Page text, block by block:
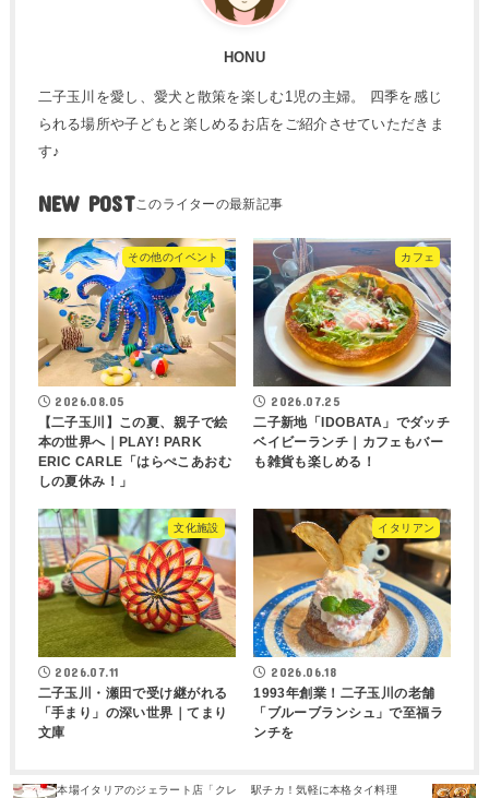
HONU
二子玉川を愛し、愛犬と散策を楽しむ1児の主婦。 四季を感じ
られる場所や子どもと楽しめるお店をご紹介させていただきま
す♪
NEW POST
その他のイベント
2026.08.05
【二子玉川】この夏、親子で絵
本の世界へ｜PLAY! PARK
ERIC CARLE「はらぺこあおむ
しの夏休み！」
カフェ
2026.07.25
二子新地「IDOBATA」でダッチ
ベイビーランチ｜カフェもバー
も雑貨も楽しめる！
文化施設
2026.07.11
二子玉川・瀬田で受け継がれる
「手まり」の深い世界｜てまり
文庫
イタリアン
2026.06.18
1993年創業！二子玉川の老舗
「ブルーブランシュ」で至福ラ
ンチを
本場イタリアのジェラート店「クレ
駅チカ！気軽に本格タイ料理